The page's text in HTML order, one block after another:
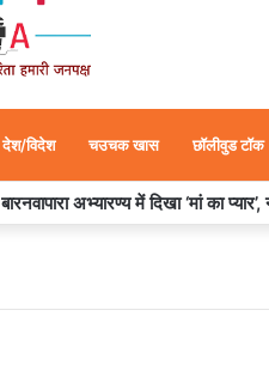
देश/विदेश चउचक खास छॉलीवुड टॉक
बारनवापारा अभ्यारण्य में दिखा ‘मां का